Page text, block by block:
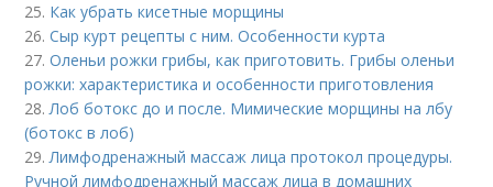
25. Как убрать кисетные морщины
26.Сыр курт рецепты с ним. Особенности курта
27.Оленьи рожки грибы, как приготовить. Грибы оленьи
рожки: характеристика и особенности приготовления
28.Лоб ботокс до и после. Мимические морщины на лбу
(ботокс в лоб)
29.Лимфодренажный массаж лица протокол процедуры.
Ручной лимфодренажный массаж лица в домашних